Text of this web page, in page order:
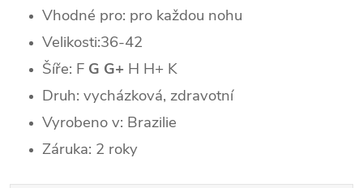
Vhodné pro: pro každou nohu
Velikosti:36-42
Šíře: F G G+ H H+ K
Druh: vycházková, zdravotní
Vyrobeno v: Brazilie
Záruka: 2 roky